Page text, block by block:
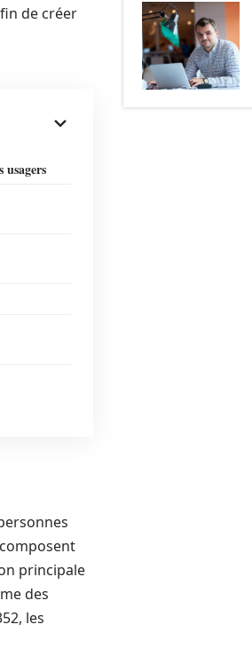
de créer
principale
des
les